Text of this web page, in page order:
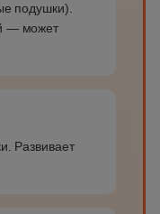
подушки).
— может
Развивает